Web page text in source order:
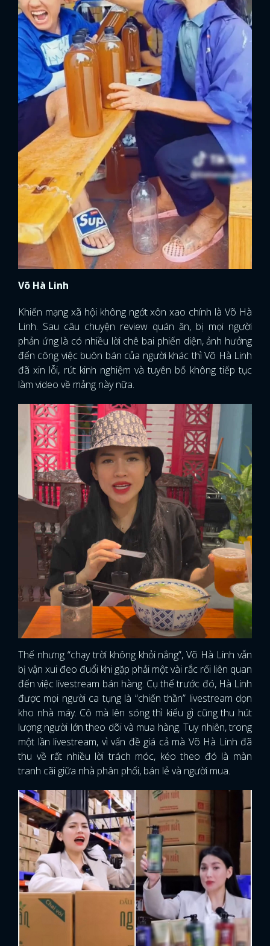
Võ Hà Linh
Khiến mạng xã hội không ngớt xôn xao chính là Võ Hà
Linh. Sau câu chuyện review quán ăn, bị mọi người
phản ứng là có nhiều lời chê bai phiến diện, ảnh hưởng
đến công việc buôn bán của người khác thì Võ Hà Linh
đã xin lỗi, rút kinh nghiệm và tuyên bố không tiếp tục
làm video về mảng này nữa.
Thế nhưng “chạy trời không khỏi nắng”, Võ Hà Linh vẫn
bị vận xui đeo đuổi khi gặp phải một vài rắc rối liên quan
đến việc livestream bán hàng. Cụ thể trước đó, Hà Linh
được mọi người ca tụng là “chiến thần” livestream dọn
kho nhà máy. Cô mà lên sóng thì kiểu gì cũng thu hút
lượng người lớn theo dõi và mua hàng. Tuy nhiên, trong
một lần livestream, vì vấn đề giá cả mà Võ Hà Linh đã
thu về rất nhiều lời trách móc, kéo theo đó là màn
tranh cãi giữa nhà phân phối, bán lẻ và người mua.